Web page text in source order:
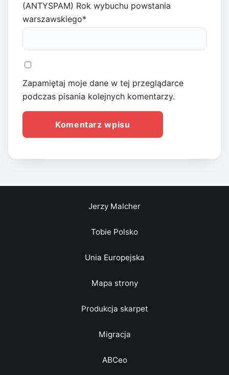
(ANTYSPAM) Rok wybuchu powstania
warszawskiego*
Zapamiętaj moje dane w tej przeglądarce
podczas pisania kolejnych komentarzy.
Jerzy Malcher
Tobie Polsko
Unia Europejska
Mapa strony
Produkcja skarpet
Migracja
ABCeo